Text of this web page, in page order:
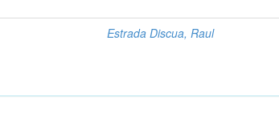
Estrada Discua, Raul